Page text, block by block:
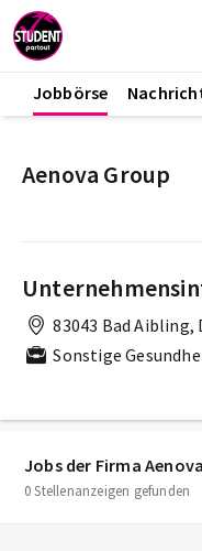
Jobbörse
Jobs der Firma
0 Stellenanzeigen gefunden
Aenova Group
83043 Bad Aibling,
Sonstige